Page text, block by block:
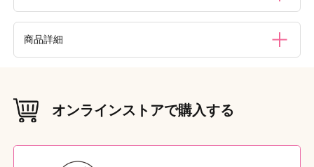
皮に湿疹等の異常があるときはご使用をお控えください。●
コーミングは髪や頭皮に負担がかからないよう適度な力加減
無理にとかさないでください。●ドライヤーの熱を長時間あ
てたり、熱湯をかけたりすると本体の変形の恐れがあります
15cm以上離してご使用ください。近づけすぎると本体の変
形の恐れがあります。●整髪料をご使用の際は、直接コーム
商品詳細
本体サイズ （W×D×H（mm））
（g）
オンラインストアで購入する